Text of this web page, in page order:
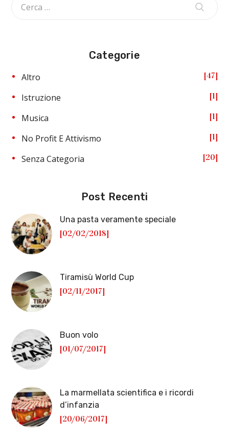
Categorie
Altro 47
Istruzione 1
Musica 1
No Profit E Attivismo 1
Senza Categoria 20
Post Recenti
Una pasta veramente speciale
[02/02/2018]
Tiramisù World Cup
[02/11/2017]
Buon volo
[01/07/2017]
La marmellata scientifica e i ricordi
d’infanzia
[20/06/2017]